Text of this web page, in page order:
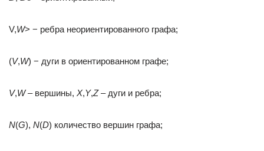
V,W> − ребра неориентированного графа;
(V,W) − дуги в ориентированном графе;
V,W– вершины, X,Y,Z– дуги и ребра;
N(G), N(D) количество вершин графа;